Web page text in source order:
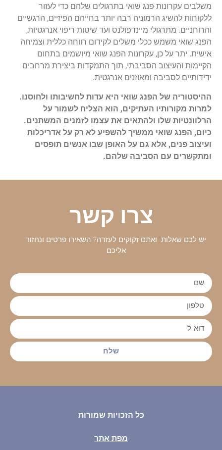
משלבים עקרונות פנג שואי בתרגולים שלהם כדי לעזור
ללקוחות להשיג הרמוניה רבה יותר בחייהם הפיזיים, הרגשיים
והרוחניים. מתרגולי מיינדפולנס ועד שיטות ריפוי אנרגטיות,
הפנג שואי משמש ככלי משלים לקידום רווחה כללית וצמיחה
אישית. יתר על כן, עקרונות הפנג שואי מיושמים בתחום
הקיימות והעיצוב הסביבתי, תוך התמקדות ביצירת מרחבים
ידידותיים לסביבה ומאוזנים אנרגטית.
ההיסטוריה של הפנג שואי היא עדות לחשיבותו ולחוסנו.
למרות מקורותיו העתיקים, הוא הצליח לשמור על
הרלוונטיות שלו ולהתאים את עצמו לזמנים המשתנים.
כיום, הפנג שואי ממשיך להשפיע לא רק על אדריכלות
ועיצוב פנים, אלא גם על האופן שבו אנשים תופסים
ומתקשרים עם הסביבה שלהם.
צרו קשר
יש לכם שאלות ואתם זקוקים לעזרה? השאירו פרטים ונחזור
אליכם
שלח
כל הזכויות שמורות
מפת אתר